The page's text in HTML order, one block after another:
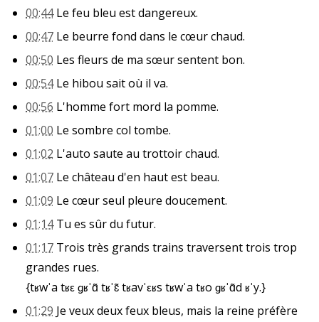
00:44Le feu bleu est dangereux.
00:47 Le beurre fond dans le cœur chaud.
00:50 Les fleurs de ma sœur sentent bon.
00:54Le hibou sait où il va.
00:56 L'homme fort mord la pomme.
01:00 Le sombre col tombe.
01:02 L'auto saute au trottoir chaud.
01:07 Le château d'en haut est beau.
01:09 Le cœur seul pleure doucement.
01:14Tu es sûr du futur.
01:17 Trois très grands trains traversent trois trop
grandes rues.
{tʁwˈa tʁɛ ɡʁˈɑ̃ tʁˈɛ̃ tʁavˈɛʁs tʁwˈa tʁo ɡʁˈɑ̃d ʁˈy.}
01:29 Je veux deux feux bleus, mais la reine préfère